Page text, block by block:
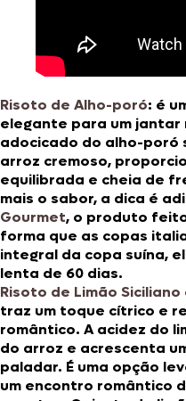
Risoto de Alho-poró: é
elegante para um jantar
adocicado do alho-
arroz cremoso,
equilibrada e cheia de
mais o sabor, a dica é
Gourmet, o produto
forma que as copas
integral da copa suína,
lenta de 60 dias.
Risoto de Limão Siciliano
traz um toque cítrico e
romântico. A acidez do
do arroz e acrescenta
paladar. É uma opção
um encontro romântico